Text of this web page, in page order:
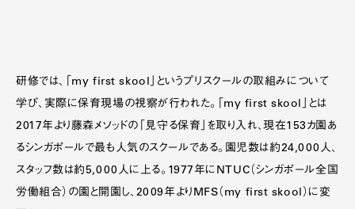
研修では、「my first skool」というプリスクールの取組みについて
学び、実際に保育現場の視察が行われた。「my first skool」とは
2017年より藤森メソッドの「見守る保育」を取り入れ、現在153カ園あ
るシンガポールで最も人気のスクールである。園児数は約24,000人、
スタッフ数は約5,000人に上る。1977年にNTUC（シンガポール全国
労働組合）の園と開園し、2009年よりMFS（my first skool）に変